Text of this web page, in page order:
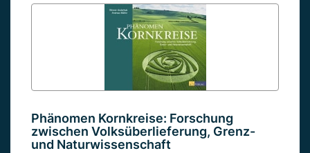
Phänomen Kornkreise: Forschung
zwischen Volksüberlieferung, Grenz-
und Naturwissenschaft